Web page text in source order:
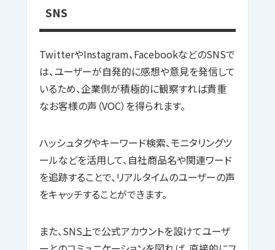
SNS
TwitterやInstagram、FacebookなどのSNSで
は、ユーザーが自発的に感想や意見を発信して
いるため、企業側が積極的に観察すれば貴重
なお客様の声（VOC）を得られます。
ハッシュタグやキーワード検索、モニタリングツ
ールなどを活用して、自社商品名や関連ワード
を追跡することで、リアルタイムのユーザーの声
をキャッチすることができます。
また、SNS上で公式アカウントを設けてユーザ